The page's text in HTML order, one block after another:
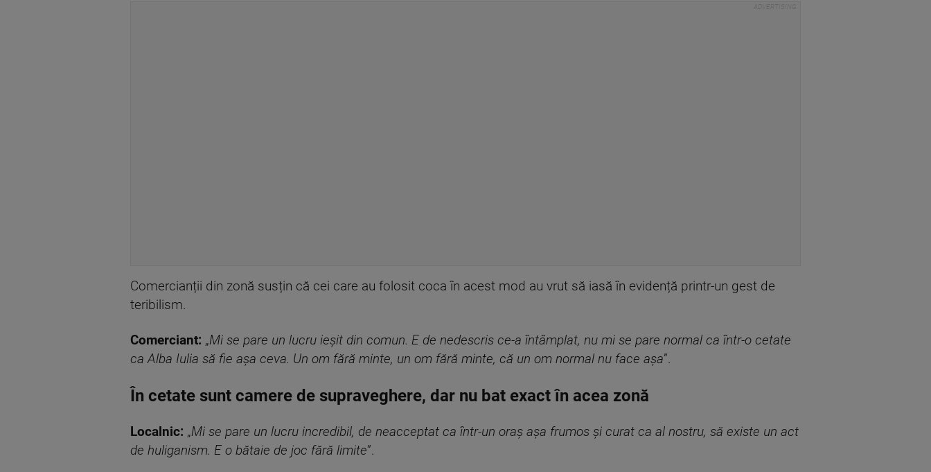
Comercianții din zonă susțin că cei care au folosit coca în acest mod au vrut să iasă în evidență printr-un gest de
teribilism.
Comerciant: „Mi se pare un lucru ieșit din comun. E de nedescris ce-a întâmplat, nu mi se pare normal ca într-o cetate
ca Alba Iulia să fie așa ceva. Un om fără minte, un om fără minte, că un om normal nu face așa”.
În cetate sunt camere de supraveghere, dar nu bat exact în acea zonă
Localnic: „Mi se pare un lucru incredibil, de neacceptat ca într-un oraș așa frumos și curat ca al nostru, să existe un act
de huliganism. E o bătaie de joc fără limite”.